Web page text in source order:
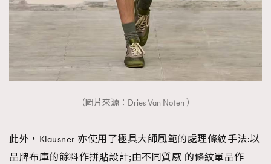
（圖片來源：Dries Van Noten ）
此外，Klausner 亦使用了極具大師風範的處理條紋手法:以
品牌布庫的餘料作拼貼設計;由不同質感 的條紋單品作